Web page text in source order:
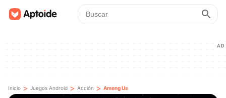
AD
Inicio > Juegos Android > Acción > Among Us